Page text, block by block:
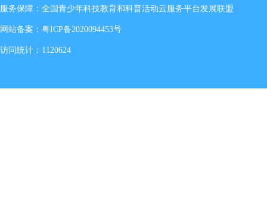
服务保障：全国青少年科技教育和科普活动云服务平台发展联盟
网站备案： 粤ICP备2020094453号
访问统计：1120624